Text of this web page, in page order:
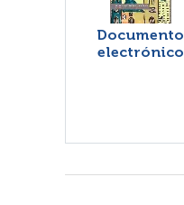
Documento
electrónico